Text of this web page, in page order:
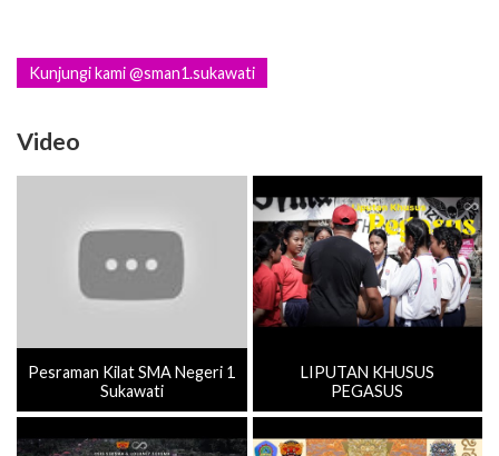
Kunjungi kami @sman1.sukawati
Video
Pesraman Kilat SMA Negeri 1
Sukawati
LIPUTAN KHUSUS
PEGASUS